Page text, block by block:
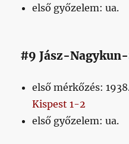
első győzelem: ua.
#9 Jász-
első mérkőzés:
Kispest 1-2
első győzelem: ua.